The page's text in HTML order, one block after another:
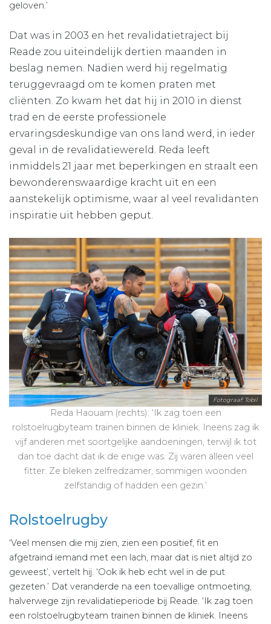
geloven.’
Dat was in 2003 en het revalidatietraject bij
Reade zou uiteindelijk dertien maanden in
beslag nemen. Nadien werd hij regelmatig
teruggevraagd om te komen praten met
cliënten. Zo kwam het dat hij in 2010 in dienst
trad en de eerste professionele
ervaringsdeskundige van ons land werd, in ieder
geval in de revalidatiewereld. Reda leeft
inmiddels 21 jaar met beperkingen en straalt een
bewonderenswaardige kracht uit en een
aanstekelijk optimisme, waar al veel revalidanten
inspiratie uit hebben geput.
Fotograaf: Tobil
Reda Haouam (rechts): ‘Ik zag toen een
rolstoelrugbyteam trainen binnen de kliniek. Ineens zag ik
vijf anderen met soortgelijke aandoeningen, terwijl ik tot
dan toe dacht dat ik de enige was. Zij waren alleen veel
fitter. Ze bleken zelfredzamer, sommigen woonden
zelfstandig of hadden een gezin.’
Rolstoelrugby
‘Veel mensen die mij zien, zien een positief, fit en
afgetraind iemand met een lach, maar dat is niet altijd zo
geweest’, vertelt hij. ‘Ook ik heb echt wel in de put
gezeten.’ Dat veranderde na een toevallige ontmoeting,
halverwege zijn revalidatieperiode bij Reade. ‘Ik zag toen
een rolstoelrugbyteam trainen binnen de kliniek. Ineens